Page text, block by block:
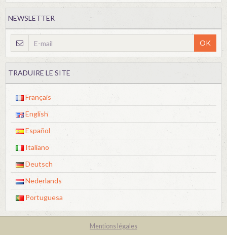
NEWSLETTER
OK
TRADUIRE LE SITE
Français
English
Español
Italiano
Deutsch
Nederlands
Portuguesa
Mentions légales